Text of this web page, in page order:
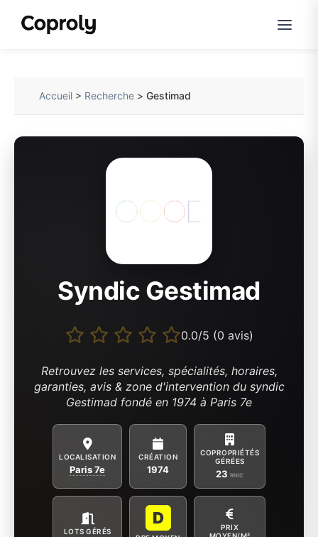
Accueil > Recherche >Gestimad
Syndic Gestimad
0.0/5 (0 avis)
Retrouvez les services, spécialités, horaires,
garanties, avis & zone d'intervention du syndic
Gestimad fondé en 1974 à Paris 7e
LOCALISATION
Paris 7e
CRÉATION
1974
COPROPRIÉTÉS
GÉRÉES
23 RNIC
LOTS GÉRÉS
D
PRIX
MOYEN/M²